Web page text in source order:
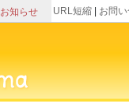
お知らせ URL短縮 お問